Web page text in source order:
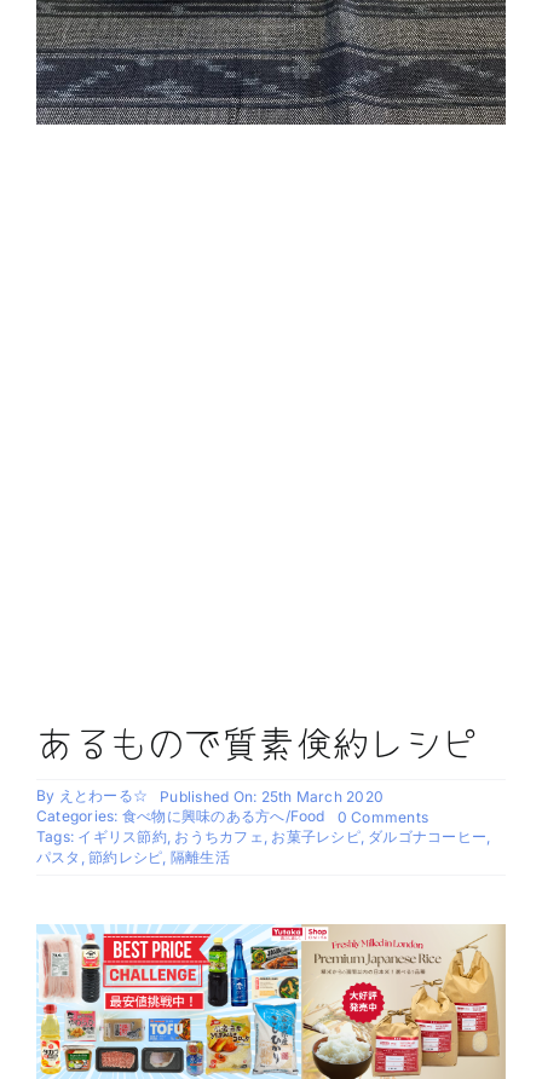
あるもので質素倹約レシピ
By えとわーる☆
Published On: 25th March 2020
Categories: 食べ物に興味のある方へ/Food 0 Commentson
あ
素
倹
約
レ
シ
ピ
Tags: イギリス節約 おうちカフェ お菓子レシピ, ダルゴナコーヒー
パスタ ,節約レシピ 隔離生活